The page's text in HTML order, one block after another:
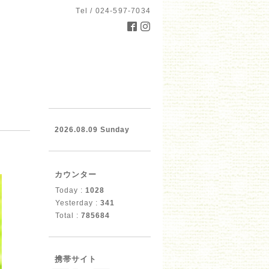
Tel / 024-597-7034
2026.08.09 Sunday
カウンター
Today : 1028
Yesterday : 341
Total : 785684
携帯サイト